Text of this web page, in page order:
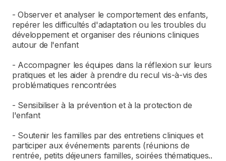
- Observer et analyser le comportement des enfants,
repérer les difficultés d'adaptation ou les troubles du
développement et organiser des réunions cliniques
autour de l'enfant
- Accompagner les équipes dans la réflexion sur leurs
pratiques et les aider à prendre du recul vis-à-vis des
problématiques rencontrées
- Sensibiliser à la prévention et à la protection de
l'enfant
- Soutenir les familles par des entretiens cliniques et
participer aux événements parents (réunions de
rentrée, petits déjeuners familles, soirées thématiques..